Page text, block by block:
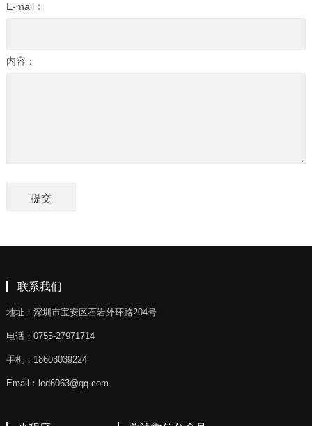
E-mail：
内容：
联系我们
地址：深圳市宝安区石岩外环路204号
电话：0755-27971714
手机：18603039224
Email：led6063@qq.com